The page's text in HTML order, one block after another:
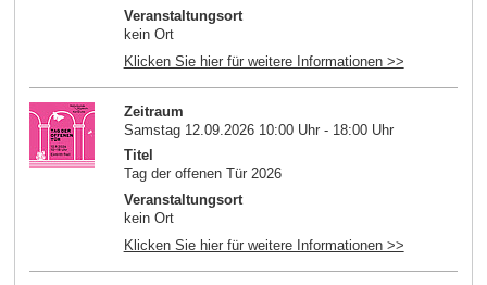
Veranstaltungsort
kein Ort
Klicken Sie hier für weitere Informationen >>
Zeitraum
Samstag 12.09.2026 10:00 Uhr - 18:00 Uhr
Titel
Tag der offenen Tür 2026
Veranstaltungsort
kein Ort
Klicken Sie hier für weitere Informationen >>